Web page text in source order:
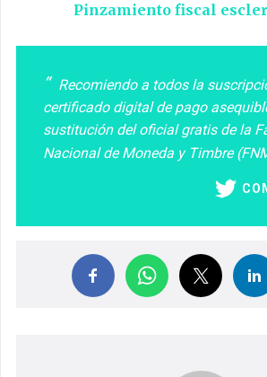
Pinzamiento fiscal
Recomiendo a todos la
certificado digital de pago
sustitución del oficial gratis de la
Nacional de Moneda y Timbre